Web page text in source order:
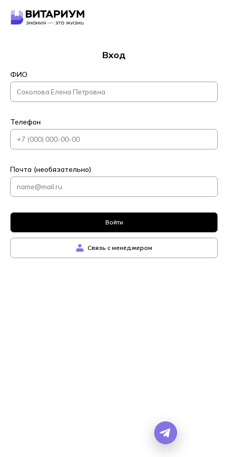
Вход
ФИО
Телефон
Почта (необязательно)
Войти
Связь с менеджером